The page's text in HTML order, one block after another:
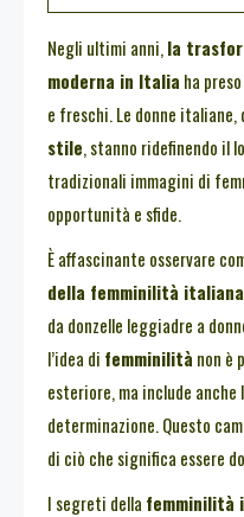
Negli ultimi anni,la
moderna in Italia ha
e freschi. Le donne italiane,
stile, stanno ridefinendo il
tradizionali immagini di
opportunità e sfide.
È affascinante osservare
della femminilità italiana
da donzelle leggiadre a
l’idea di femminilità non è
esteriore, ma include
determinazione. Questo
di ciò che significa essere
I segreti della femminilità